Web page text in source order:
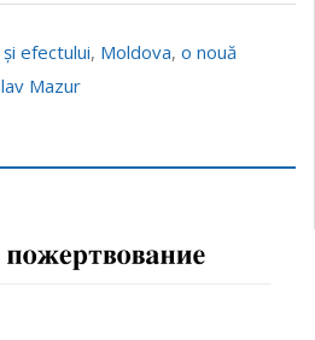
efectului, Moldova, o nouă
Mazur